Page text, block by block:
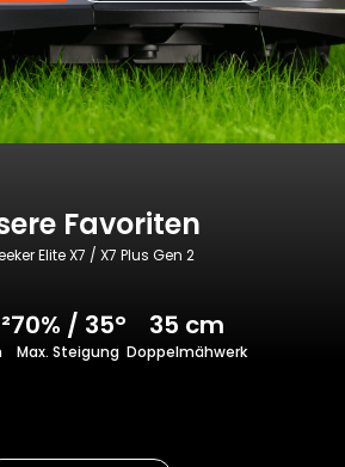
Favoriten
Elite X7 / X7 Plus Gen 2
70% / 35°
Max. Steigung
35 cm
Doppelmähwerk